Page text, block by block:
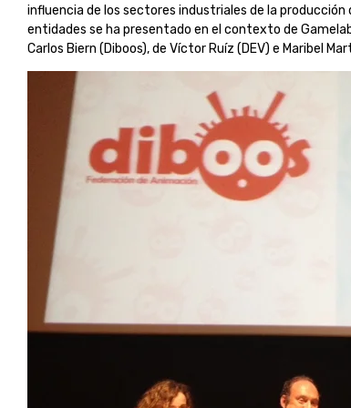
influencia de los sectores industriales de la
entidades se ha presentado en el contexto de
Carlos Biern (Diboos), de Víctor Ruíz (DEV) e Maribel